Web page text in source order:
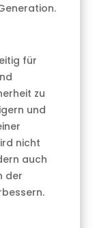
für
zu
und
nicht
auch
der